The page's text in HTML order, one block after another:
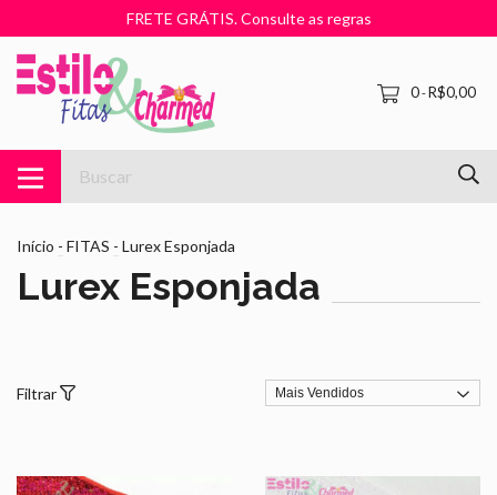
FRETE GRÁTIS. Consulte as regras
0-R$0,00
Início - FITAS - Lurex Esponjada
Lurex Esponjada
Filtrar